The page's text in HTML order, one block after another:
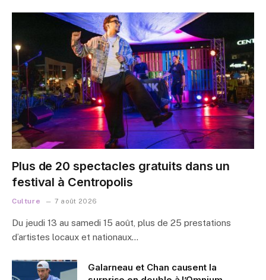
Plus de 20 spectacles gratuits dans un
festival à Centropolis
Culture 7 août 2026
Du jeudi 13 au samedi 15 août, plus de 25 prestations
d’artistes locaux et nationaux…
Galarneau et Chan causent la